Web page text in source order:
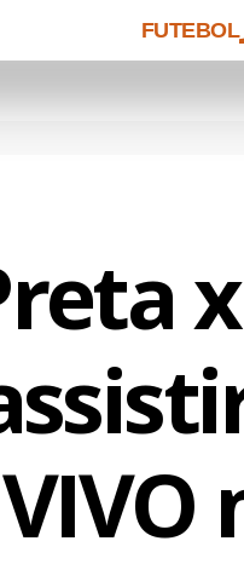
FUTEBOL
VIVO